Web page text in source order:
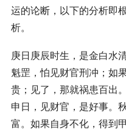
运的论断，以下的分析即
析。
庚日庚辰时生，是金白水
魁罡，怕见财官刑冲；如
贵；见了，那就祸患百出
申日，见财官，是好事。
富。如果自身不化，得到